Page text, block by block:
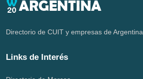
Directorio de CUIT y empresas de Argentina.
Links de Interés